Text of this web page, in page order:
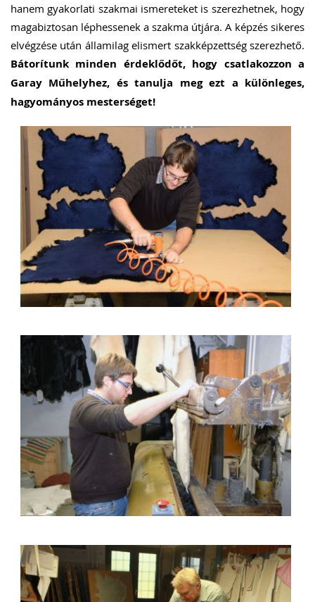
hanem gyakorlati szakmai ismereteket is szerezhetnek, hogy
magabiztosan léphessenek a szakma útjára. A képzés sikeres
elvégzése után államilag elismert szakképzettség szerezhető.
Bátorítunk minden érdeklődőt, hogy csatlakozzon a
Garay Műhelyhez, és tanulja meg ezt a különleges,
hagyományos mesterséget!